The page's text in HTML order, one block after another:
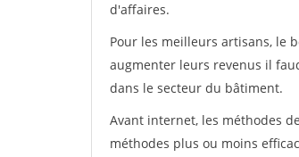
d'affaires.
Pour les meilleurs artisans, le
augmenter leurs revenus il
dans le secteur du bâtiment.
Avant internet, les méthodes
méthodes plus ou moins